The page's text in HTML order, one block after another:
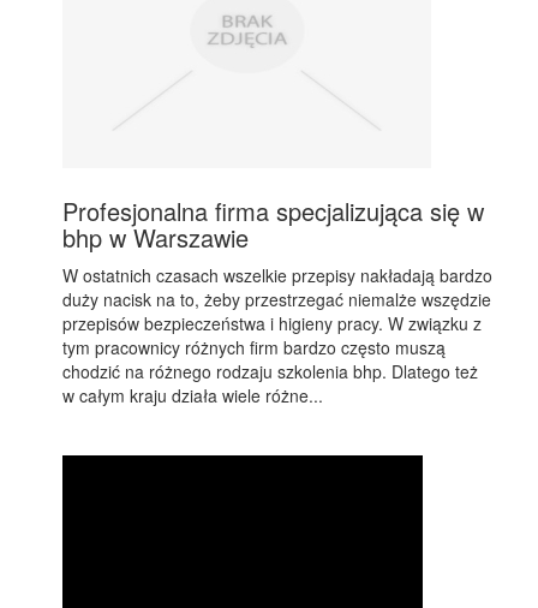
Profesjonalna firma specjalizująca się w
bhp w Warszawie
W ostatnich czasach wszelkie przepisy nakładają bardzo
duży nacisk na to, żeby przestrzegać niemalże wszędzie
przepisów bezpieczeństwa i higieny pracy. W związku z
tym pracownicy różnych firm bardzo często muszą
chodzić na różnego rodzaju szkolenia bhp. Dlatego też
w całym kraju działa wiele różne...